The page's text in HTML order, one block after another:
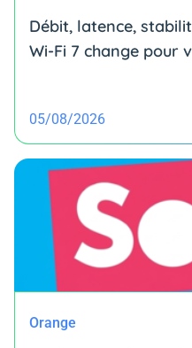
Débit, latence,
Wi-Fi 7 change pour
05/08/2026
Orange